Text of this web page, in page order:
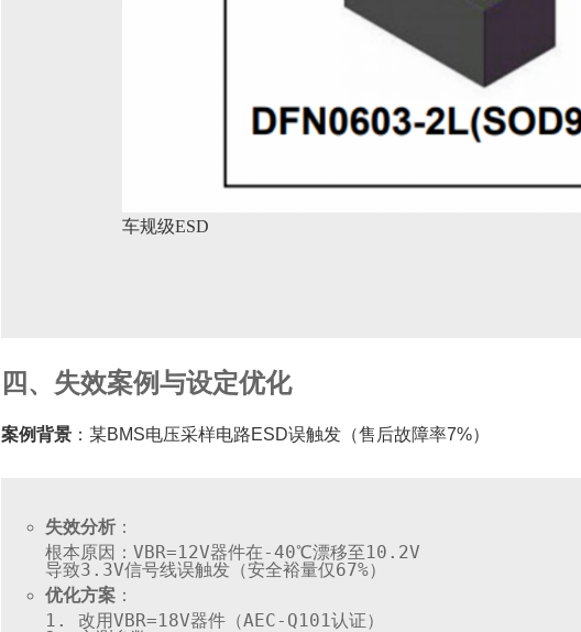
车规级ESD
四、失效案例与设定优化
案例背景 ：某BMS电压采样电路ESD误触发（售后故障率7%）
失效分析 ：
根本原因： VBR=12V器件在-40℃漂移至10.2V
优化方案 ：
1. 改用VBR=18V器件（AEC-Q101认证）